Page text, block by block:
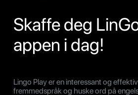
Skaffe deg
appen i dag!
Lingo Play er en interessant og
fremmedspråk og huske ord på